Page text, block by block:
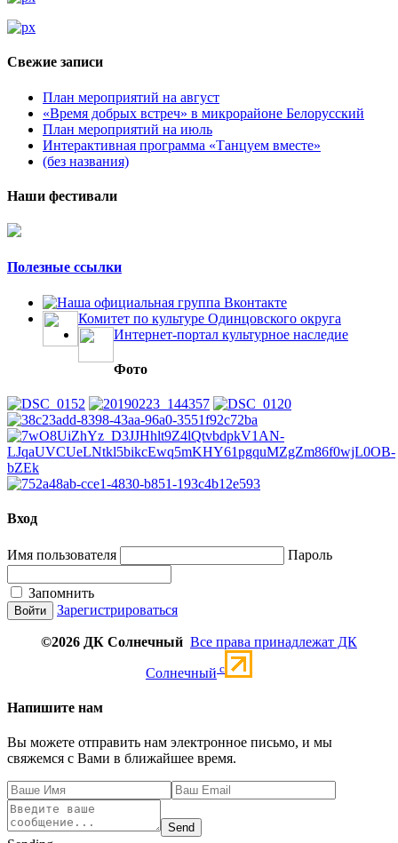
Свежие записи
План мероприятий на август
«Время добрых встреч» в микрорайоне Белорусский
План мероприятий на июль
Интерактивная программа «Танцуем вместе»
(без названия)
Наши фестивали
Полезные ссылки
Наша официальная группа Вконтакте
Комитет по культуре Одинцовского округа
Интернет-портал культурное наследие
Фото
Вход
Имя пользователя Пароль
Запомнить
Зарегистрироваться
©2026 ДК Солнечный Все права принадлежат ДК
Солнечный c
Напишите нам
Вы можете отправить нам электронное письмо, и мы
свяжемся с Вами в ближайшее время.
Send